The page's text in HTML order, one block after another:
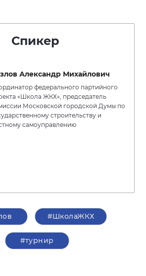
Спикер
Александр Михайлович
федерального партийного
«Школа ЖКХ», председатель
Московской городской Думы по
строительству и
самоуправлению
#ШколаЖКХ
#турнир